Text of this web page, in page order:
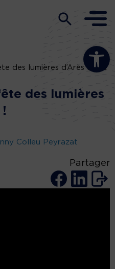
Ouvrir la
des lumières d’Arès lance
des lumières
!
Colleu Peyrazat
Partager